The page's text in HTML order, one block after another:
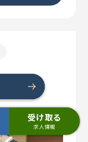
受け取る
求人情報
新卒 採用情報
新卒 採用情報
新卒 採用情報
新卒 採用情報
新卒 採用情報
新卒 採用情報
新卒 採用情報